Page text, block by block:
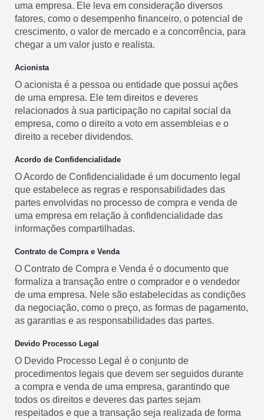
uma empresa. Ele leva em consideração diversos
fatores, como o desempenho financeiro, o potencial de
crescimento, o valor de mercado e a concorrência, para
chegar a um valor justo e realista.
Acionista
O acionista é a pessoa ou entidade que possui ações
de uma empresa. Ele tem direitos e deveres
relacionados à sua participação no capital social da
empresa, como o direito a voto em assembleias e o
direito a receber dividendos.
Acordo de Confidencialidade
O Acordo de Confidencialidade é um documento legal
que estabelece as regras e responsabilidades das
partes envolvidas no processo de compra e venda de
uma empresa em relação à confidencialidade das
informações compartilhadas.
Contrato de Compra e Venda
O Contrato de Compra e Venda é o documento que
formaliza a transação entre o comprador e o vendedor
de uma empresa. Nele são estabelecidas as condições
da negociação, como o preço, as formas de pagamento,
as garantias e as responsabilidades das partes.
Devido Processo Legal
O Devido Processo Legal é o conjunto de
procedimentos legais que devem ser seguidos durante
a compra e venda de uma empresa, garantindo que
todos os direitos e deveres das partes sejam
respeitados e que a transação seja realizada de forma